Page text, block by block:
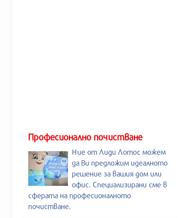
Професионално почистване
Ние от Лиди Лотос можем
да Ви предложим идеалното
решение за вашия дом или
офис. Специализирани сме в
сферата на професионалното
почистване.